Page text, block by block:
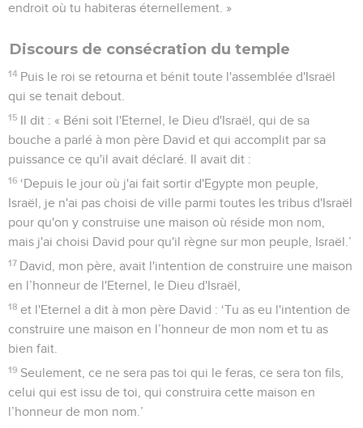
endroit où tu habiteras éternellement. »
Discours de consécration du temple
14 Puis le roi se retourna et bénit toute l'assemblée d'Israël
qui se tenait debout.
15 Il dit : « Béni soit l'Eternel, le Dieu d'Israël, qui de sa
bouche a parlé à mon père David et qui accomplit par sa
puissance ce qu'il avait déclaré. Il avait dit :
16 ‘Depuis le jour où j'ai fait sortir d'Egypte mon peuple,
Israël, je n'ai pas choisi de ville parmi toutes les tribus d'Israël
pour qu'on y construise une maison où réside mon nom,
mais j'ai choisi David pour qu'il règne sur mon peuple, Israël.’
17 David, mon père, avait l'intention de construire une maison
en l’honneur de l'Eternel, le Dieu d'Israël,
18 et l'Eternel a dit à mon père David : ‘Tu as eu l'intention de
construire une maison en l’honneur de mon nom et tu as
bien fait.
19 Seulement, ce ne sera pas toi qui le feras, ce sera ton fils,
celui qui est issu de toi, qui construira cette maison en
l’honneur de mon nom.’